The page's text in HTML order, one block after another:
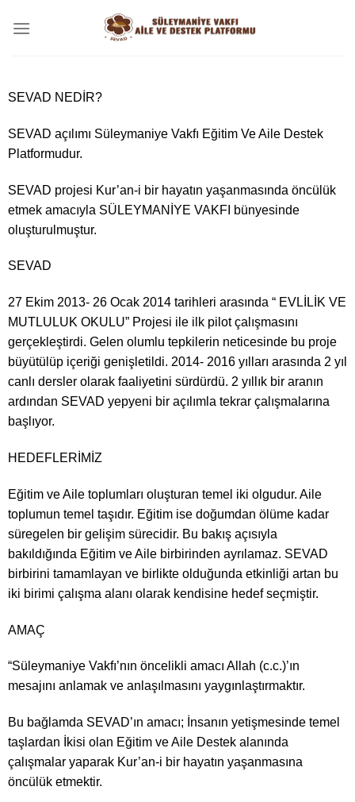
SEVAD NEDİR?
SEVAD açılımı Süleymaniye Vakfı Eğitim Ve Aile Destek
Platformudur.
SEVAD projesi Kur’an-i bir hayatın yaşanmasında öncülük
etmek amacıyla SÜLEYMANİYE VAKFI bünyesinde
oluşturulmuştur.
SEVAD
27 Ekim 2013- 26 Ocak 2014 tarihleri arasında “ EVLİLİK VE
MUTLULUK OKULU” Projesi ile ilk pilot çalışmasını
gerçekleştirdi. Gelen olumlu tepkilerin neticesinde bu proje
büyütülüp içeriği genişletildi. 2014- 2016 yılları arasında 2 yıl
canlı dersler olarak faaliyetini sürdürdü. 2 yıllık bir aranın
ardından SEVAD yepyeni bir açılımla tekrar çalışmalarına
başlıyor.
HEDEFLERİMİZ
Eğitim ve Aile toplumları oluşturan temel iki olgudur. Aile
toplumun temel taşıdır. Eğitim ise doğumdan ölüme kadar
süregelen bir gelişim sürecidir. Bu bakış açısıyla
bakıldığında Eğitim ve Aile birbirinden ayrılamaz. SEVAD
birbirini tamamlayan ve birlikte olduğunda etkinliği artan bu
iki birimi çalışma alanı olarak kendisine hedef seçmiştir.
AMAÇ
“Süleymaniye Vakfı’nın öncelikli amacı Allah (c.c.)’ın
mesajını anlamak ve anlaşılmasını yaygınlaştırmaktır.
Bu bağlamda SEVAD’ın amacı; İnsanın yetişmesinde temel
taşlardan İkisi olan Eğitim ve Aile Destek alanında
çalışmalar yaparak Kur’an-i bir hayatın yaşanmasına
öncülük etmektir.